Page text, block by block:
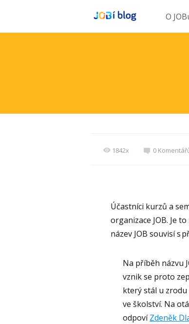
O
1842x 0
Účastníci kurzů a
organizace JOB. Je
název JOB souvisí s
Na příběh názvu
vznik se proto
který stál u zrodu
ve školství. Na
odpovíZdeněk